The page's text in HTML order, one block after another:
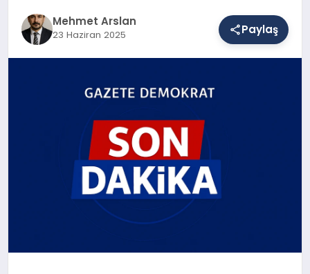
SAĞLIK Mehmet Arslan
23 Haziran 2025 Paylaş